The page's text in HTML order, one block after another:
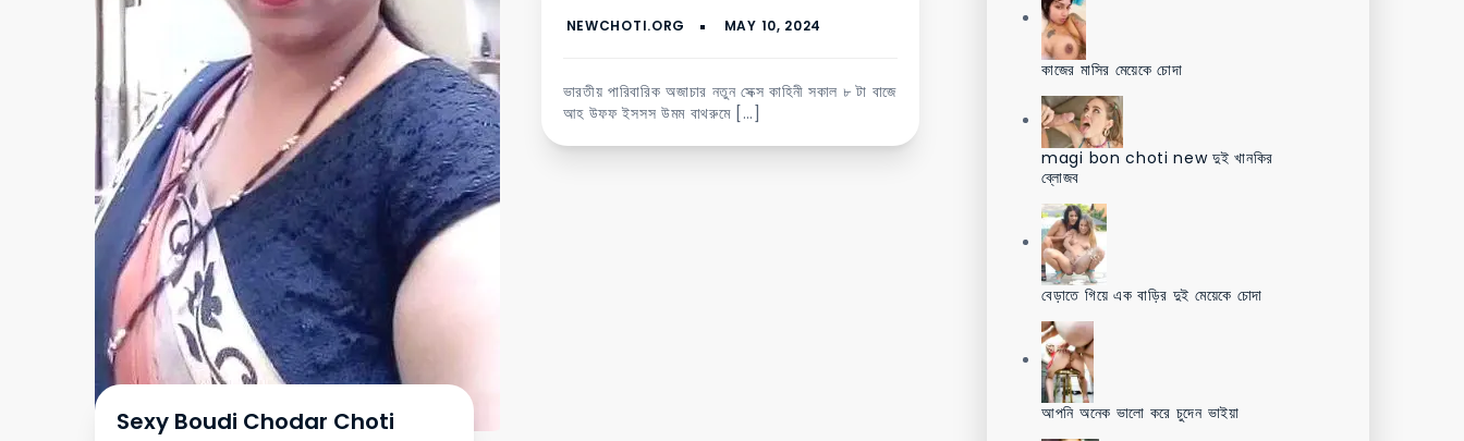
Sexy Boudi Chodar Choti
ভারতীয় পারিবারিক অজাচার নতুন সেক্স কাহিনী সকাল ৮ টা বাজে
আহ উফফ ইসসস উমম বাথরুমে […]
কাজের মাসির মেয়েকে চোদা
magi bon choti new দুই খানকির
ব্লোজব
বেড়াতে গিয়ে এক বাড়ির দুই মেয়েকে চোদা
আপনি অনেক ভালো করে চুদেন ভাইয়া